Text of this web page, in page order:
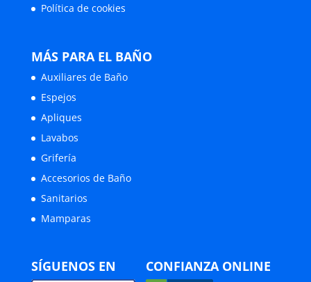
Política de cookies
MÁS PARA EL BAÑO
Auxiliares de Baño
Espejos
Apliques
Lavabos
Grifería
Accesorios de Baño
Sanitarios
Mamparas
SÍGUENOS EN CONFIANZA ONLINE